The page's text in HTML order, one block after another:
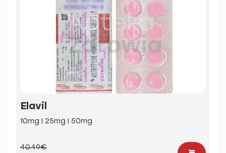
Elavil
10mg | 25mg | 50mg
40.49€